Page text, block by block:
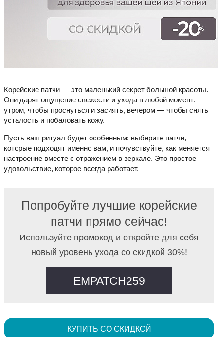
Корейские патчи — это маленький секрет большой красоты.
Они дарят ощущение свежести и ухода в любой момент:
утром, чтобы проснуться и засиять, вечером — чтобы снять
усталость и побаловать кожу.
Пусть ваш ритуал будет особенным: выберите патчи,
которые подходят именно вам, и почувствуйте, как меняется
настроение вместе с отражением в зеркале. Это простое
удовольствие, которое всегда работает.
Попробуйте лучшие корейские
патчи прямо сейчас!
Используйте промокод и откройте для себя
новый уровень ухода со скидкой 30%!
EMPATCH259
КУПИТЬ СО СКИДКОЙ